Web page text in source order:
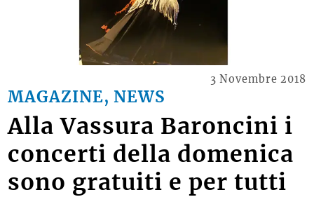
MAGAZINE, NEWS
3 Novembre 2018
Alla Vassura Baroncini i
concerti della domenica
sono gratuiti e per tutti